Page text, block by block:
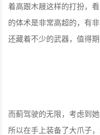
着高跟木屐这样的打扮，
的体术是非常高超的，有
还藏着不少的武器，值得期
而蓟驾驶的无限，考虑到
所以在手上装备了大爪子